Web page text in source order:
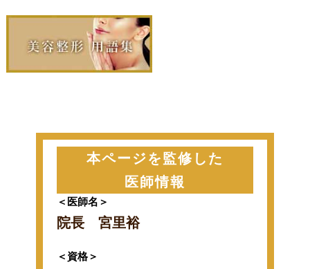
本ページを監修した
医師情報
＜医師名＞
院長 宮里裕
＜資格＞